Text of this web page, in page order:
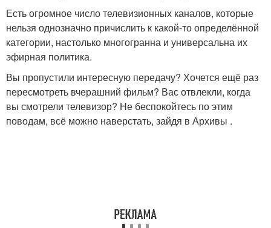
Есть огромное число телевизионных каналов, которые
нельзя однозначно причислить к какой-то определённой
категории, настолько многогранна и универсальна их
эфирная политика.
Вы пропустили интересную передачу? Хочется ещё раз
пересмотреть вчерашний фильм? Вас отвлекли, когда
вы смотрели телевизор? Не беспокойтесь по этим
поводам, всё можно наверстать, зайдя в Архивы .